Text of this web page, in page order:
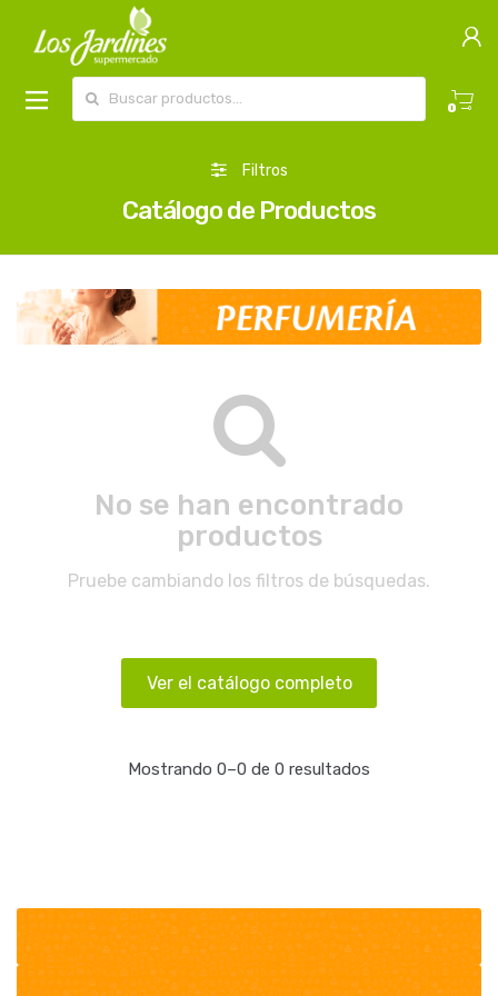
0
Filtros
Catálogo de Productos
No se han encontrado
productos
Pruebe cambiando los filtros de búsquedas.
Ver el catálogo completo
Mostrando 0–0 de 0 resultados